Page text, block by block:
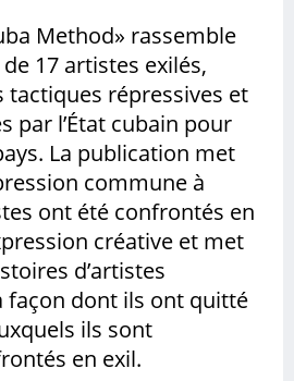
Method» rassemble
17 artistes exilés,
répressives et
par l’État cubain pour
La publication met
commune à
ont été confrontés en
créative et met
d’artistes
façon dont ils ont quitté
ils sont
en exil.